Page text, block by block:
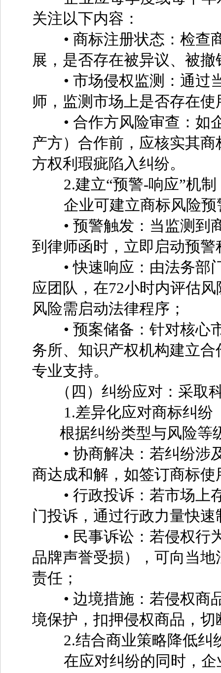
关注以下内容：
• 商标注册状态：检查
展，是否存在被异议、被撤
• 市场侵权监测：通过
师，监测市场上是否存在
• 合作方风险审查：如
产方）合作前，应核实其
方权利瑕疵陷入纠纷。
2.建立“预警-响应”机制
企业可建立商标风险预
• 预警触发：当监测到
到律师函时，立即启动预警
• 快速响应：由法务部
应团队，在72小时内评估
风险需启动法律程序；
• 预案储备：针对核心
务所、知识产权机构建立
专业支持。
（四）纠纷应对：采取
1.差异化应对商标纠纷
根据纠纷类型与风险等
• 协商解决：若纠纷涉
商达成和解，如签订商标
• 行政投诉：若市场上
门投诉，通过行政力量快速
• 民事诉讼：若侵权行
品牌声誉受损），可向当
责任；
• 边境措施：若侵权商
境保护，扣押侵权商品，
2.结合商业策略降低纠
在应对纠纷的同时，企